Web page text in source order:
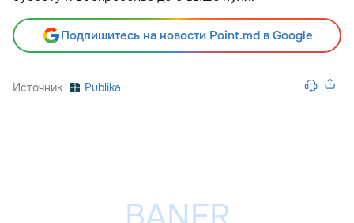
Подпишитесь на новости Point.md в Google
Источник Publika